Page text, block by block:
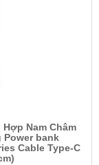
Nam Châm
Power bank
Cable Type-C